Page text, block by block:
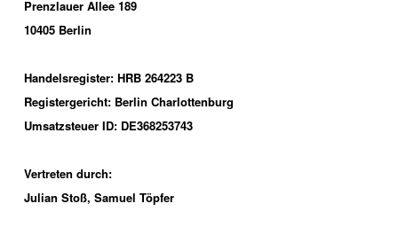
Prenzlauer Allee 189
10405 Berlin
Handelsregister: HRB 264223 B
Registergericht: Berlin Charlottenburg
Umsatzsteuer ID: DE368253743
Vertreten durch:
Julian Stoß, Samuel Töpfer